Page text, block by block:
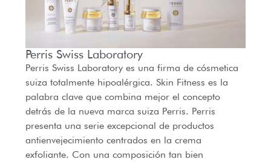
Perris Swiss Laboratory
Perris Swiss Laboratory es una firma de cósmetica
suiza totalmente hipoalérgica. Skin Fitness es la
palabra clave que combina mejor el concepto
detrás de la nueva marca suiza Perris. Perris
presenta una serie excepcional de productos
antienvejecimiento centrados en la crema
exfoliante. Con una composición tan bien